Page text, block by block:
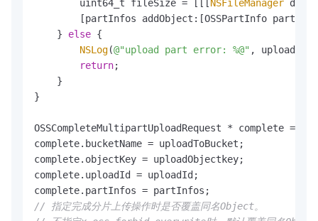
        uint64_t fileSize = [[[
NSFileManager
[partInfos addObject:[OSSPartInfo
    }
else {
NSLog(@"upload part error: %@" ,
return;
    }
}
OSSCompleteMultipartUploadRequest * complete =
complete.bucketName = uploadToBucket;
complete.objectKey = uploadObjectkey;
complete.uploadId = uploadId;
// 指定完成分片上传操作时是否覆盖同名Object。